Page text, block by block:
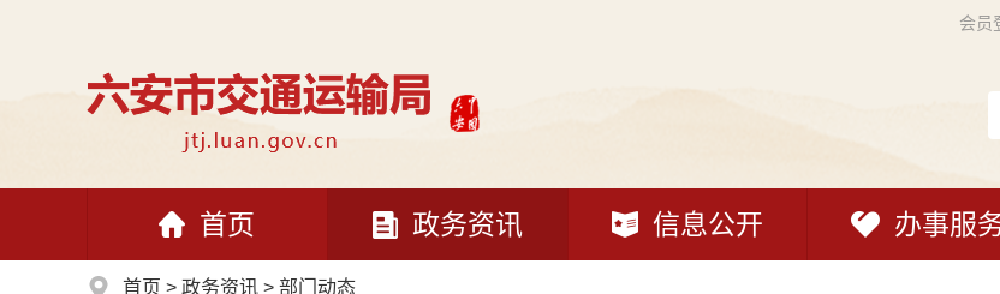
会员
首页 政务资讯 信息公开 办事服
首页 > 政务资讯 > 部门动态